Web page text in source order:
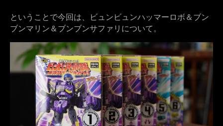
ということで今回は、ビュンビュンハッマーロボ＆ブン
ブンマリン＆ブンブンサファリについて。